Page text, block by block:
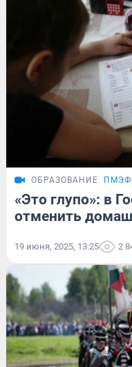
ОБРАЗОВАНИЕ
«Это глупо»: в
отменить
19 июня, 2025, 13:25 2